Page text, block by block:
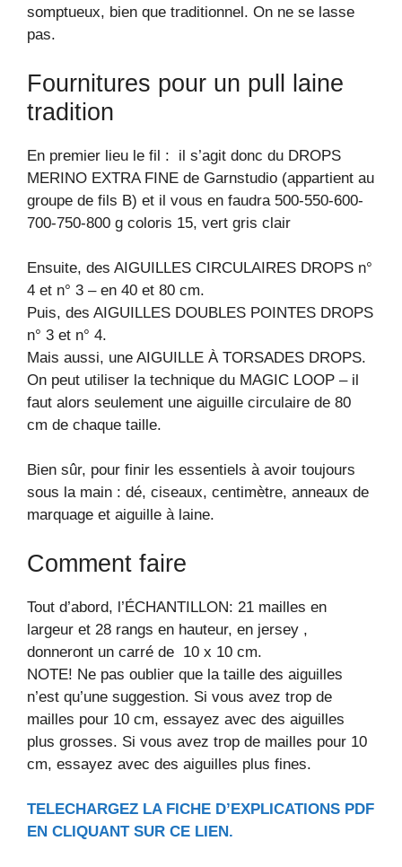
somptueux, bien que traditionnel. On ne se lasse
pas.
Fournitures pour un pull laine
tradition
En premier lieu le fil : il s’agit donc du DROPS
MERINO EXTRA FINE de Garnstudio (appartient au
groupe de fils B) et il vous en faudra 500-550-600-
700-750-800 g coloris 15, vert gris clair
Ensuite, des AIGUILLES CIRCULAIRES DROPS n°
4 et n° 3 – en 40 et 80 cm.
Puis, des AIGUILLES DOUBLES POINTES DROPS
n° 3 et n° 4.
Mais aussi, une AIGUILLE À TORSADES DROPS.
On peut utiliser la technique du MAGIC LOOP – il
faut alors seulement une aiguille circulaire de 80
cm de chaque taille.
Bien sûr, pour finir les essentiels à avoir toujours
sous la main : dé, ciseaux, centimètre, anneaux de
marquage et aiguille à laine.
Comment faire
Tout d’abord, l’ÉCHANTILLON: 21 mailles en
largeur et 28 rangs en hauteur, en jersey ,
donneront un carré de 10 x 10 cm.
NOTE! Ne pas oublier que la taille des aiguilles
n’est qu’une suggestion. Si vous avez trop de
mailles pour 10 cm, essayez avec des aiguilles
plus grosses. Si vous avez trop de mailles pour 10
cm, essayez avec des aiguilles plus fines.
TELECHARGEZ LA FICHE D’EXPLICATIONS PDF
EN CLIQUANT SUR CE LIEN.